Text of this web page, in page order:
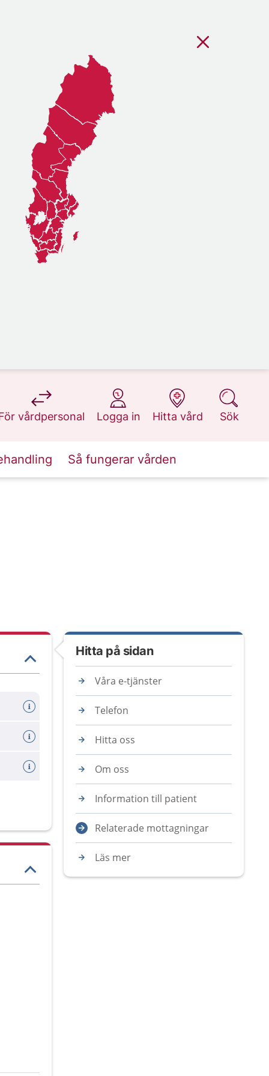
vårdpersonal
på 1177.se
Logga in
på 1177.se
Hitta vård
på 1177.se
Sök
på 1177.se
Så fungerar vården
Hitta på sidan
Våra e-tjänster
Telefon
Hitta oss
Om oss
Information till patient
Relaterade mottagningar
Läs mer